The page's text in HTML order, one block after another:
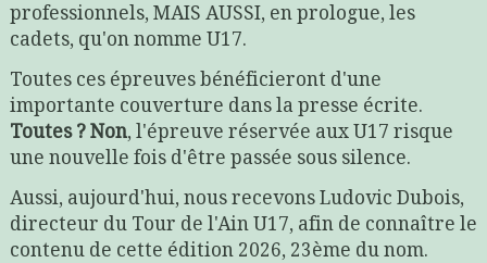
professionnels, MAIS AUSSI, en prologue, les
cadets, qu'on nomme U17.
Toutes ces épreuves bénéficieront d'une
importante couverture dans la presse écrite.
Toutes ? Non, l'épreuve réservée aux U17 risque
une nouvelle fois d'être passée sous silence.
Aussi, aujourd'hui, nous recevons Ludovic Dubois,
directeur du Tour de l'Ain U17, afin de connaître le
contenu de cette édition 2026, 23ème du nom.